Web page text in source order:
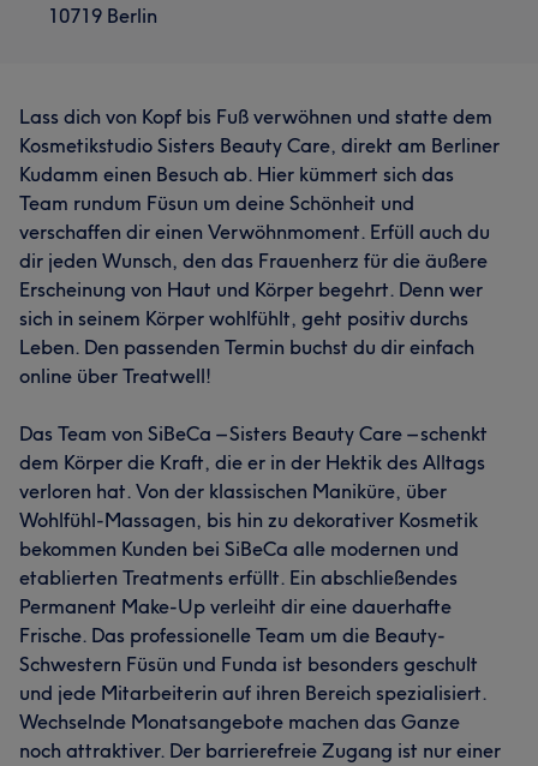
10719 Berlin
Lass dich von Kopf bis Fuß verwöhnen und statte dem
Kosmetikstudio Sisters Beauty Care, direkt am Berliner
Kudamm einen Besuch ab. Hier kümmert sich das
Team rundum Füsun um deine Schönheit und
verschaffen dir einen Verwöhnmoment. Erfüll auch du
dir jeden Wunsch, den das Frauenherz für die äußere
Erscheinung von Haut und Körper begehrt. Denn wer
sich in seinem Körper wohlfühlt, geht positiv durchs
Leben. Den passenden Termin buchst du dir einfach
online über Treatwell!
Das Team von SiBeCa – Sisters Beauty Care – schenkt
dem Körper die Kraft, die er in der Hektik des Alltags
verloren hat. Von der klassischen Maniküre, über
Wohlfühl-Massagen, bis hin zu dekorativer Kosmetik
bekommen Kunden bei SiBeCa alle modernen und
etablierten Treatments erfüllt. Ein abschließendes
Permanent Make-Up verleiht dir eine dauerhafte
Frische. Das professionelle Team um die Beauty-
Schwestern Füsün und Funda ist besonders geschult
und jede Mitarbeiterin auf ihren Bereich spezialisiert.
Wechselnde Monatsangebote machen das Ganze
noch attraktiver. Der barrierefreie Zugang ist nur einer